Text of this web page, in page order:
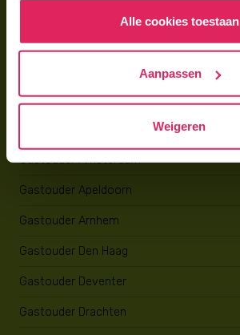
Alle cookies toestaan
Aanpassen
Weigeren
Opleiding tot gastouder
Gastouder Almere
Gastouder Amsterdam
Gastouder Apeldoorn
Gastouder Arnhem
Gastouder Den Haag
Gastouder Deventer
Gastouder Drachten